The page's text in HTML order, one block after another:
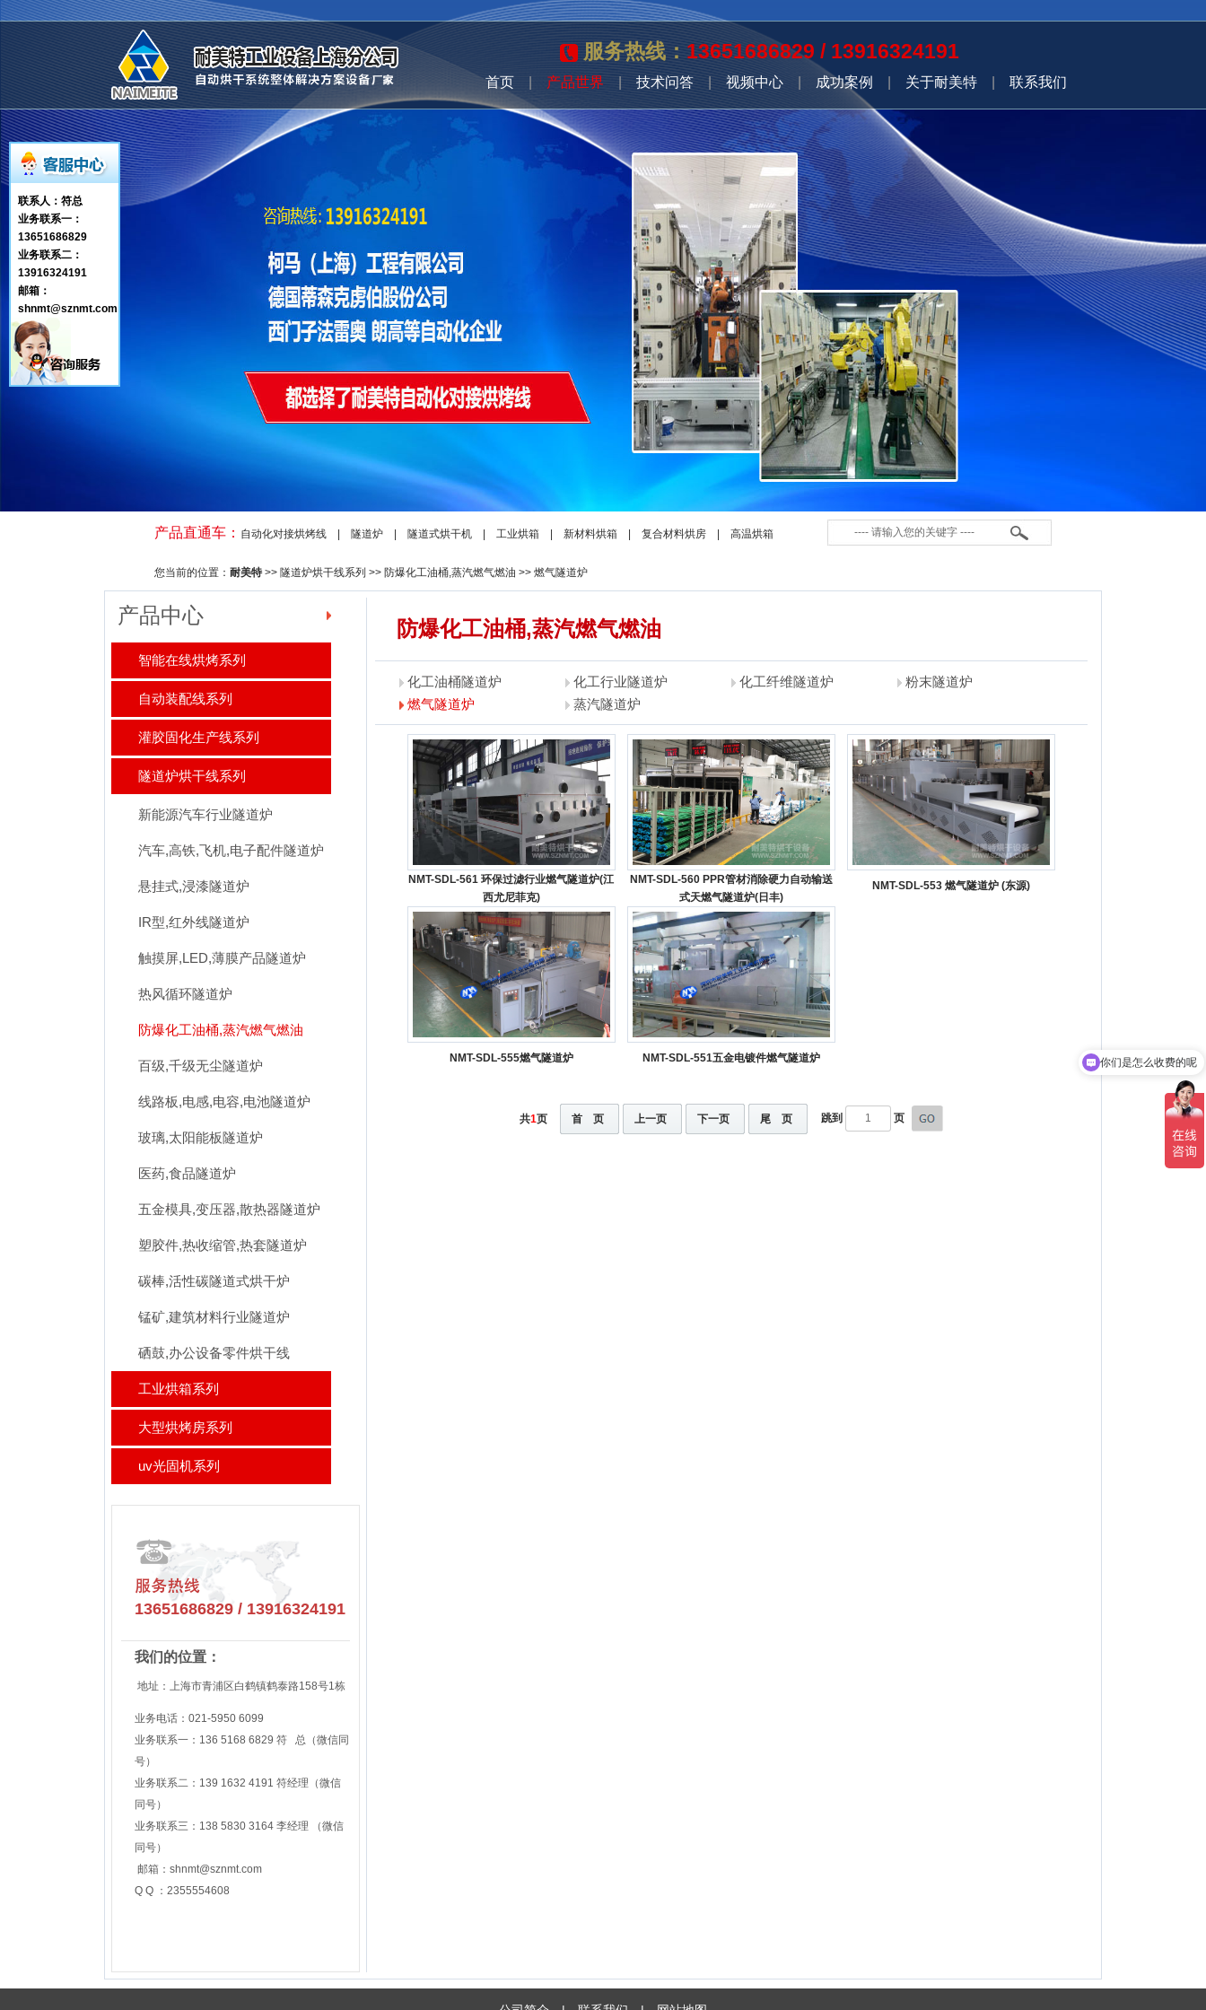
服务热线：13651686829 / 13916324191
首页| 产品世界 |技术问答|视频中心| 成功案例 关于耐美特| 联系我们
产品直通车： 自动化对接烘烤线 隧道炉 隧道式烘干机 工业烘箱 新材料烘箱 复合材料烘房 高温烘箱
您当前的位置： 耐美特>> 隧道炉烘干线系列 >> 防爆化工油桶,蒸汽燃气燃油 >> 燃气隧道炉
产品中心
智能在线烘烤系列
自动装配线系列
灌胶固化生产线系列
隧道炉烘干线系列
新能源汽车行业隧道炉
汽车,高铁,飞机,电子配件隧道炉
悬挂式,浸漆隧道炉
IR型,红外线隧道炉
触摸屏,LED,薄膜产品隧道炉
热风循环隧道炉
防爆化工油桶,蒸汽燃气燃油
百级,千级无尘隧道炉
线路板,电感,电容,电池隧道炉
玻璃,太阳能板隧道炉
医药,食品隧道炉
五金模具,变压器,散热器隧道炉
塑胶件,热收缩管,热套隧道炉
碳棒,活性碳隧道式烘干炉
锰矿,建筑材料行业隧道炉
硒鼓,办公设备零件烘干线
工业烘箱系列
大型烘烤房系列
uv光固机系列
13651686829 / 13916324191
我们的位置：
地址：上海市青浦区白鹤镇鹤泰路158号1栋
业务电话：021-5950 6099
业务联系一： 136 5168 6829 符 总 （微信同
号）
业务联系二： 139 1632 4191 符经理 （微信
同号）
业务联系三： 138 5830 3164 李经理 （微信
同号）
邮箱： shnmt@sznmt.com
Q Q ：2355554608
防爆化工油桶,蒸汽燃气燃油
化工油桶隧道炉 化工行业隧道炉 化工纤维隧道炉
粉末隧道炉
燃气隧道炉
蒸汽隧道炉
NMT-SDL-561 环保过滤行业燃气隧道炉(江
西尤尼菲克)
NMT-SDL-560 PPR管材消除硬力自动输送
式天燃气隧道炉(日丰)
NMT-SDL-553 燃气隧道炉 (东源)
NMT-SDL-555燃气隧道炉 NMT-SDL-551五金电镀件燃气隧道炉
共1页 首 页 上一页 下一页 尾 页 跳到 页
联系人：符总
业务联系一：
13651686829
业务联系二：
13916324191
邮箱：
shnmt@sznmt.com
你们是怎么收费的呢